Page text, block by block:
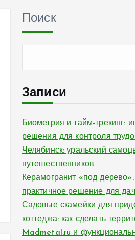
Поиск
Записи
Биометрия и тайм-трекинг:
решения для контроля
Челябинск: уральский
путешественников
Керамогранит «под
практичное решение для
Садовые скамейки для
коттеджа: как сделать
Madmetal.ru и